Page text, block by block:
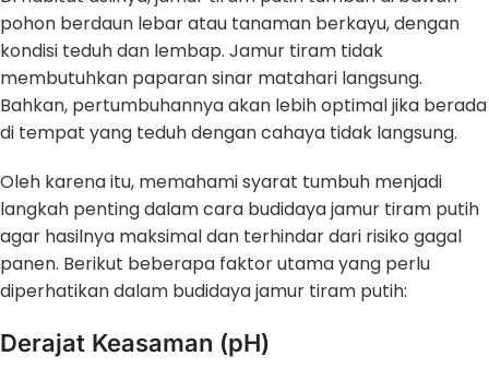
pohon berdaun lebar atau tanaman berkayu, dengan
kondisi teduh dan lembap. Jamur tiram tidak
membutuhkan paparan sinar matahari langsung.
Bahkan, pertumbuhannya akan lebih optimal jika berada
di tempat yang teduh dengan cahaya tidak langsung.
Oleh karena itu, memahami syarat tumbuh menjadi
langkah penting dalam cara budidaya jamur tiram putih
agar hasilnya maksimal dan terhindar dari risiko gagal
panen. Berikut beberapa faktor utama yang perlu
diperhatikan dalam budidaya jamur tiram putih:
Derajat Keasaman (pH)